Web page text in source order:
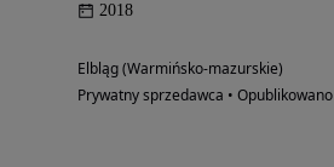
2018
Elbląg (Warmińsko-mazurskie)
Prywatny sprzedawca • Opublikowano